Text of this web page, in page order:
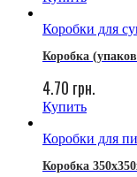
Коробки для
Коробка
4.70 грн.
Купить
Коробки для
Коробка